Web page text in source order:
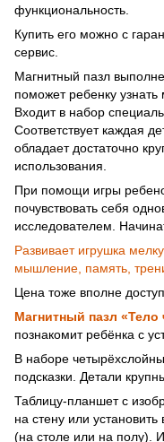
функциональность.
Купить его можно с
сервис.
Магнитный пазл
поможет ребенку узнать
Входит в набор
Соответствует каждая
обладает достаточно
использования.
При помощи игры
почувствовать себя
исследователем.
Развивает игрушка
мышление, память,
Цена тоже вполне
Магнитный пазл «Тело
познакомит ребёнка с
В наборе
подсказки. Детали
Таблицу-планшет с
на стену или
(на столе или на полу).